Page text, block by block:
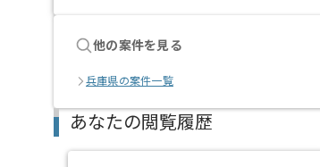
他の案件を見る
兵庫県の案件一覧
あなたの閲覧履歴